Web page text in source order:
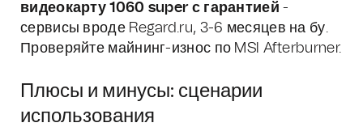
видеокарту 1060 super с гарантией -
сервисы вроде Regard.ru, 3-6 месяцев на бу.
Проверяйте майнинг-износ по MSI Afterburner.
Плюсы и минусы: сценарии
использования